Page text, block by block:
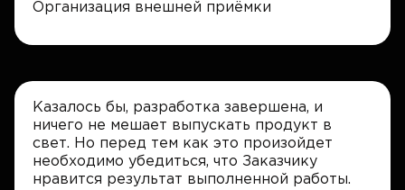
Организация внешней приёмки
Казалось бы, разработка завершена, и
ничего не мешает выпускать продукт в
свет. Но перед тем как это произойдет
необходимо убедиться, что Заказчику
нравится результат выполненной работы.